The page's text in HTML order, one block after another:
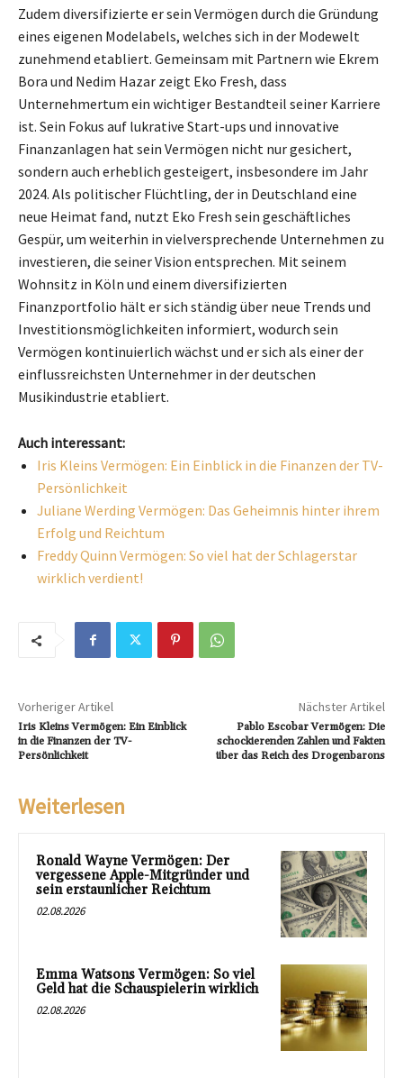
Zudem diversifizierte er sein Vermögen durch die Gründung
eines eigenen Modelabels, welches sich in der Modewelt
zunehmend etabliert. Gemeinsam mit Partnern wie Ekrem
Bora und Nedim Hazar zeigt Eko Fresh, dass
Unternehmertum ein wichtiger Bestandteil seiner Karriere
ist. Sein Fokus auf lukrative Start-ups und innovative
Finanzanlagen hat sein Vermögen nicht nur gesichert,
sondern auch erheblich gesteigert, insbesondere im Jahr
2024. Als politischer Flüchtling, der in Deutschland eine
neue Heimat fand, nutzt Eko Fresh sein geschäftliches
Gespür, um weiterhin in vielversprechende Unternehmen zu
investieren, die seiner Vision entsprechen. Mit seinem
Wohnsitz in Köln und einem diversifizierten
Finanzportfolio hält er sich ständig über neue Trends und
Investitionsmöglichkeiten informiert, wodurch sein
Vermögen kontinuierlich wächst und er sich als einer der
einflussreichsten Unternehmer in der deutschen
Musikindustrie etabliert.
Auch interessant:
Iris Kleins Vermögen: Ein Einblick in die Finanzen der TV-
Persönlichkeit
Juliane Werding Vermögen: Das Geheimnis hinter ihrem
Erfolg und Reichtum
Freddy Quinn Vermögen: So viel hat der Schlagerstar
wirklich verdient!
Vorheriger Artikel
Iris Kleins Vermögen: Ein Einblick
in die Finanzen der TV-
Persönlichkeit
Nächster Artikel
Pablo Escobar Vermögen: Die
schockierenden Zahlen und Fakten
über das Reich des Drogenbarons
Weiterlesen
Ronald Wayne Vermögen: Der
vergessene Apple-Mitgründer und
sein erstaunlicher Reichtum
02.08.2026
Emma Watsons Vermögen: So viel
Geld hat die Schauspielerin wirklich
02.08.2026